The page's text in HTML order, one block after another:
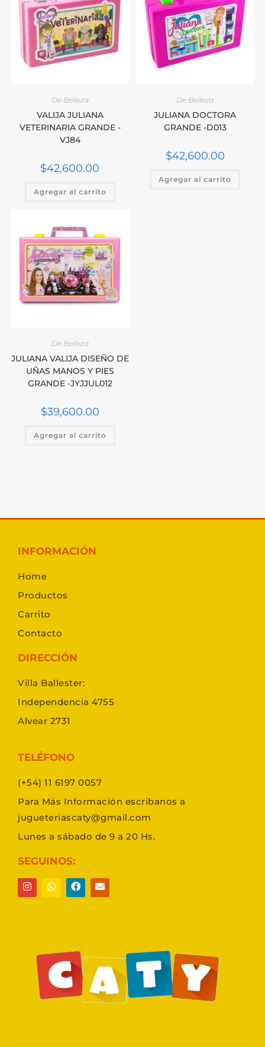
De Belleza
VALIJA JULIANA
VETERINARIA GRANDE -
VJ84
$42,600.00
Agregar al carrito
De Belleza
JULIANA DOCTORA
GRANDE -D013
$42,600.00
Agregar al carrito
De Belleza
JULIANA VALIJA DISEÑO DE
UÑAS MANOS Y PIES
GRANDE -JYJJUL012
$39,600.00
Agregar al carrito
INFORMACIÓN
Home
Productos
Carrito
Contacto
DIRECCIÓN
Villa Ballester:
Independencia 4755
Alvear 2731
TELÉFONO
(+54) 11 6197 0057
Para Más Información escribanos a
jugueteriascaty@gmail.com
Lunes a sábado de 9 a 20 Hs.
SEGUINOS: